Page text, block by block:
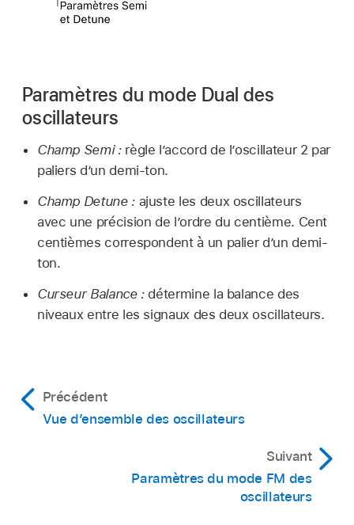
Paramètres du mode Dual des
oscillateurs
Champ Semi :règle l’accord de l’oscillateur 2 par
paliers d’un demi-ton.
Champ Detune :ajuste les deux oscillateurs
avec une précision de l’ordre du centième. Cent
centièmes correspondent à un palier d’un demi-
ton.
Curseur Balance :détermine la balance des
niveaux entre les signaux des deux oscillateurs.
Précédent
Vue d’ensemble des oscillateurs
Suivant
Paramètres du mode FM des
oscillateurs